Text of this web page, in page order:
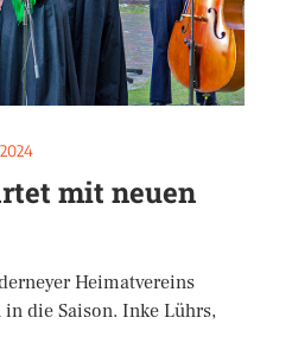
mit neuen
Heimatvereins
die Saison. Inke Lührs,